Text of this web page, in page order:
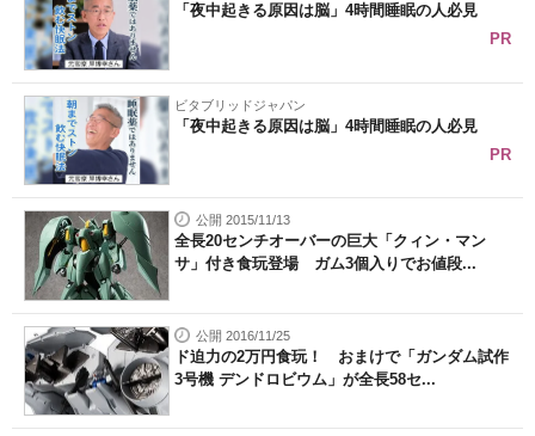
「夜中起きる原因は脳」4時間睡眠の人必見
PR
ビタブリッドジャパン
「夜中起きる原因は脳」4時間睡眠の人必見
PR
公開 2015/11/13
全長20センチオーバーの巨大「クィン・マン
サ」付き食玩登場 ガム3個入りでお値段...
公開 2016/11/25
ド迫力の2万円食玩！ おまけで「ガンダム試作
3号機 デンドロビウム」が全長58セ...